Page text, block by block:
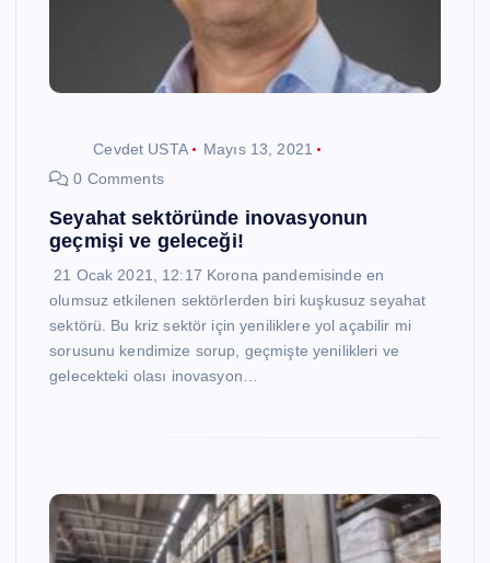
Cevdet USTA
Mayıs 13, 2021
0 Comments
Seyahat sektöründe inovasyonun
geçmişi ve geleceği!
21 Ocak 2021, 12:17 Korona pandemisinde en
olumsuz etkilenen sektörlerden biri kuşkusuz seyahat
sektörü. Bu kriz sektör için yeniliklere yol açabilir mi
sorusunu kendimize sorup, geçmişte yenilikleri ve
gelecekteki olası inovasyon…